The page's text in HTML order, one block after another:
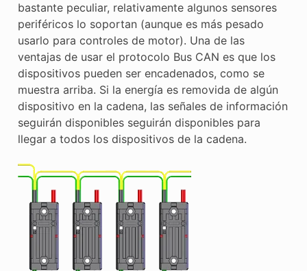
bastante peculiar, relativamente algunos sensores
periféricos lo soportan (aunque es más pesado
usarlo para controles de motor). Una de las
ventajas de usar el protocolo Bus CAN es que los
dispositivos pueden ser encadenados, como se
muestra arriba. Si la energía es removida de algún
dispositivo en la cadena, las señales de información
seguirán disponibles seguirán disponibles para
llegar a todos los dispositivos de la cadena.